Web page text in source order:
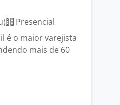
Presencial
é o maior varejista
mais de 60